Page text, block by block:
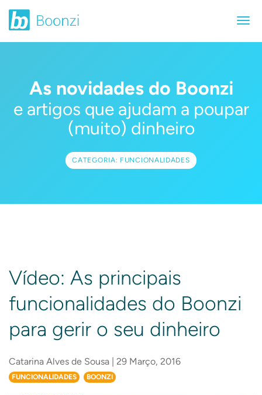
As novidades do Boonzi
e artigos que ajudam a poupar
(muito) dinheiro
CATEGORIA: FUNCIONALIDADES
Vídeo: As principais
funcionalidades do Boonzi
para gerir o seu dinheiro
Catarina Alves de Sousa | 29 Março, 2016
FUNCIONALIDADES BOONZI